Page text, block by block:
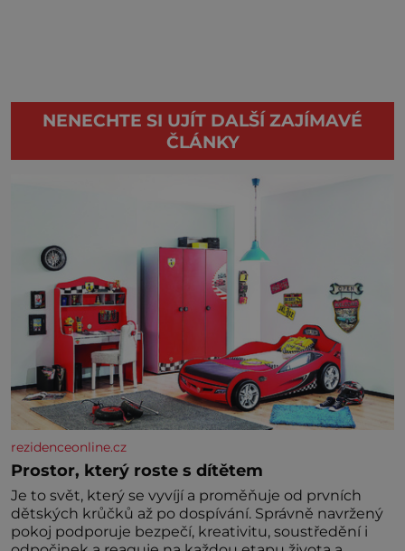
NENECHTE SI UJÍT DALŠÍ ZAJÍMAVÉ
ČLÁNKY
rezidenceonline.cz
Prostor, který roste s dítětem
Je to svět, který se vyvíjí a proměňuje od prvních
dětských krůčků až po dospívání. Správně navržený
pokoj podporuje bezpečí, kreativitu, soustředění i